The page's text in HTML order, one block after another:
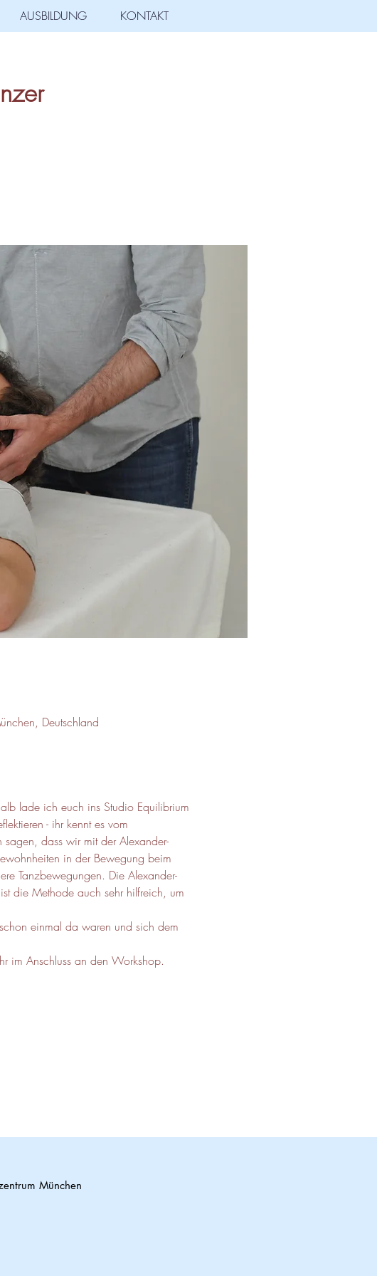
AUSBILDUNG KONTAKT
Deutschland
lade ich euch ins Studio Equilibrium
- ihr kennt es vom
dass wir mit der Alexander-
in der Bewegung beim
Tanzbewegungen. Die Alexander-
die Methode auch sehr hilfreich, um
einmal da waren und sich dem
im Anschluss an den Workshop.
München